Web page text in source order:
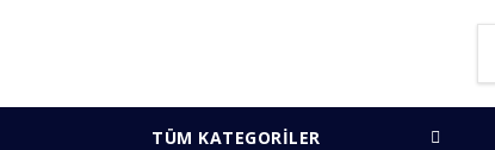
TÜM KATEGORİLER